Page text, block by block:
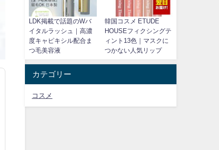
LDK掲載で話題のWバ
イタルラッシュ｜高濃
度キャピキシル配合ま
つ毛美容液
韓国コスメ ETUDE
HOUSEフィクシングテ
ィント13色｜マスクに
つかない人気リップ
カテゴリー
コスメ